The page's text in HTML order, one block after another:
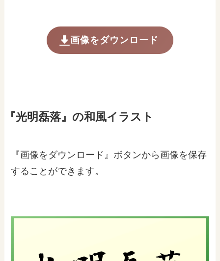
画像をダウンロード
『光明磊落』の和風イラスト
『画像をダウンロード』ボタンから画像を保存
することができます。